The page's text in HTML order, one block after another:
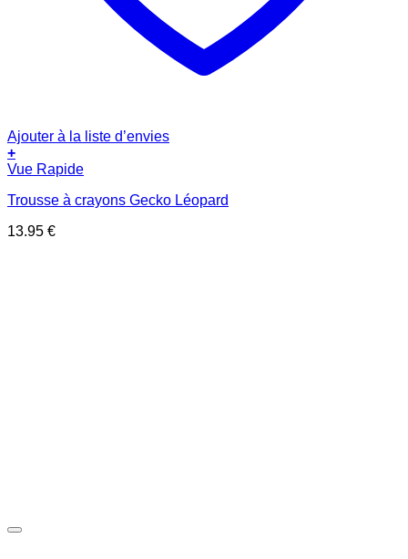
Ajouter à la liste d’envies
+
Vue Rapide
Trousse à crayons Gecko Léopard
13.95 €